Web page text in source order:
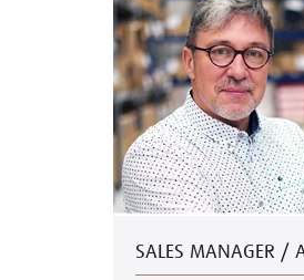
SALES MANAGER /